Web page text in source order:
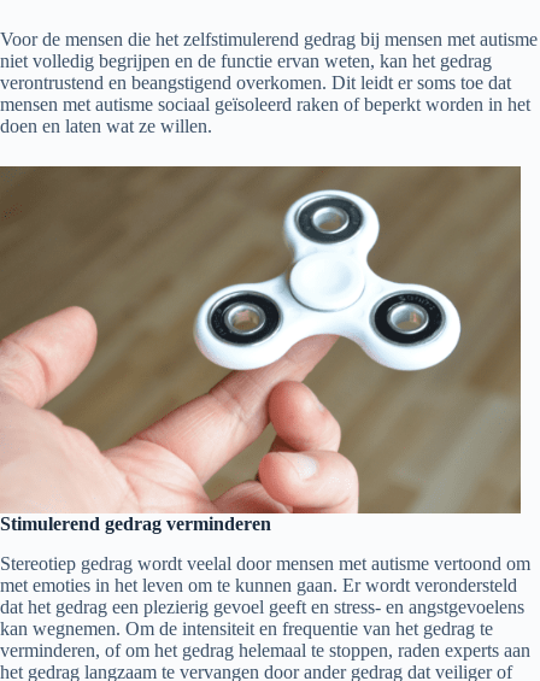
Voor de mensen die het zelfstimulerend gedrag bij mensen met autisme
niet volledig begrijpen en de functie ervan weten, kan het gedrag
verontrustend en beangstigend overkomen. Dit leidt er soms toe dat
mensen met autisme sociaal geïsoleerd raken of beperkt worden in het
doen en laten wat ze willen.
Stimulerend gedrag verminderen
Stereotiep gedrag wordt veelal door mensen met autisme vertoond om
met emoties in het leven om te kunnen gaan. Er wordt verondersteld
dat het gedrag een plezierig gevoel geeft en stress- en angstgevoelens
kan wegnemen. Om de intensiteit en frequentie van het gedrag te
verminderen, of om het gedrag helemaal te stoppen, raden experts aan
het gedrag langzaam te vervangen door ander gedrag dat veiliger of